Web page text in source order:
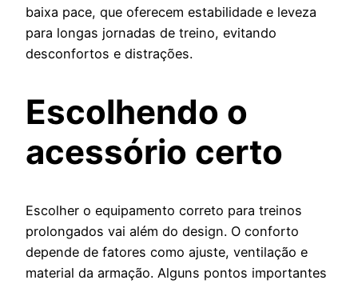
baixa pace, que oferecem estabilidade e leveza
para longas jornadas de treino, evitando
desconfortos e distrações.
Escolhendo o
acessório certo
Escolher o equipamento correto para treinos
prolongados vai além do design. O conforto
depende de fatores como ajuste, ventilação e
material da armação. Alguns pontos importantes